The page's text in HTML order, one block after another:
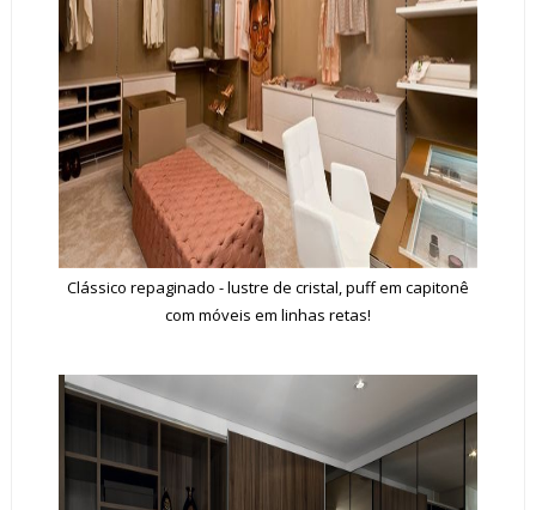
Clássico repaginado - lustre de cristal, puff em capitonê
com móveis em linhas retas!